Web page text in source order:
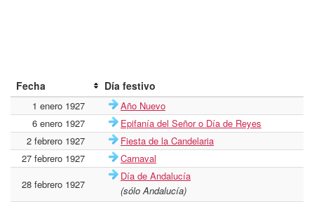
Fecha Día festivo
1 enero 1927
Año Nuevo
6 enero 1927
Epifanía del Señor o Día de Reyes
2 febrero 1927
Fiesta de la Candelaria
27 febrero 1927
Carnaval
28 febrero 1927
Día de Andalucía
(sólo Andalucía)